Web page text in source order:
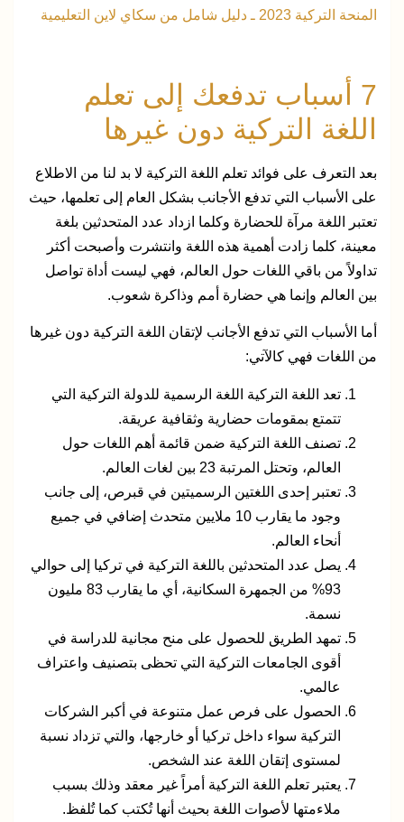
المنحة التركية 2023 ـ دليل شامل من سكاي لاين التعليمية
7 أسباب تدفعك إلى تعلم
اللغة التركية دون غيرها
بعد التعرف على فوائد تعلم اللغة التركية لا بد لنا من الاطلاع
على الأسباب التي تدفع الأجانب بشكل العام إلى تعلمها، حيث
تعتبر اللغة مرآة للحضارة وكلما ازداد عدد المتحدثين بلغة
معينة، كلما زادت أهمية هذه اللغة وانتشرت وأصبحت أكثر
تداولاً من باقي اللغات حول العالم، فهي ليست أداة تواصل
بين العالم وإنما هي حضارة أمم وذاكرة شعوب.
أما الأسباب التي تدفع الأجانب لإتقان اللغة التركية دون غيرها
من اللغات فهي كالآتي:
تعد اللغة التركية اللغة الرسمية للدولة التركية التي
تتمتع بمقومات حضارية وثقافية عريقة.
تصنف اللغة التركية ضمن قائمة أهم اللغات حول
العالم، وتحتل المرتبة 23 بين لغات العالم.
تعتبر إحدى اللغتين الرسميتين في قبرص، إلى جانب
وجود ما يقارب 10 ملايين متحدث إضافي في جميع
أنحاء العالم.
يصل عدد المتحدثين باللغة التركية في تركيا إلى حوالي
93% من الجمهرة السكانية، أي ما يقارب 83 مليون
نسمة.
تمهد الطريق للحصول على منح مجانية للدراسة في
أقوى الجامعات التركية التي تحظى بتصنيف واعتراف
عالمي.
الحصول على فرص عمل متنوعة في أكبر الشركات
التركية سواء داخل تركيا أو خارجها، والتي تزداد نسبة
لمستوى إتقان اللغة عند الشخص.
يعتبر تعلم اللغة التركية أمراً غير معقد وذلك بسبب
ملاءمتها لأصوات اللغة بحيث أنها تُكتب كما تُلفظ.